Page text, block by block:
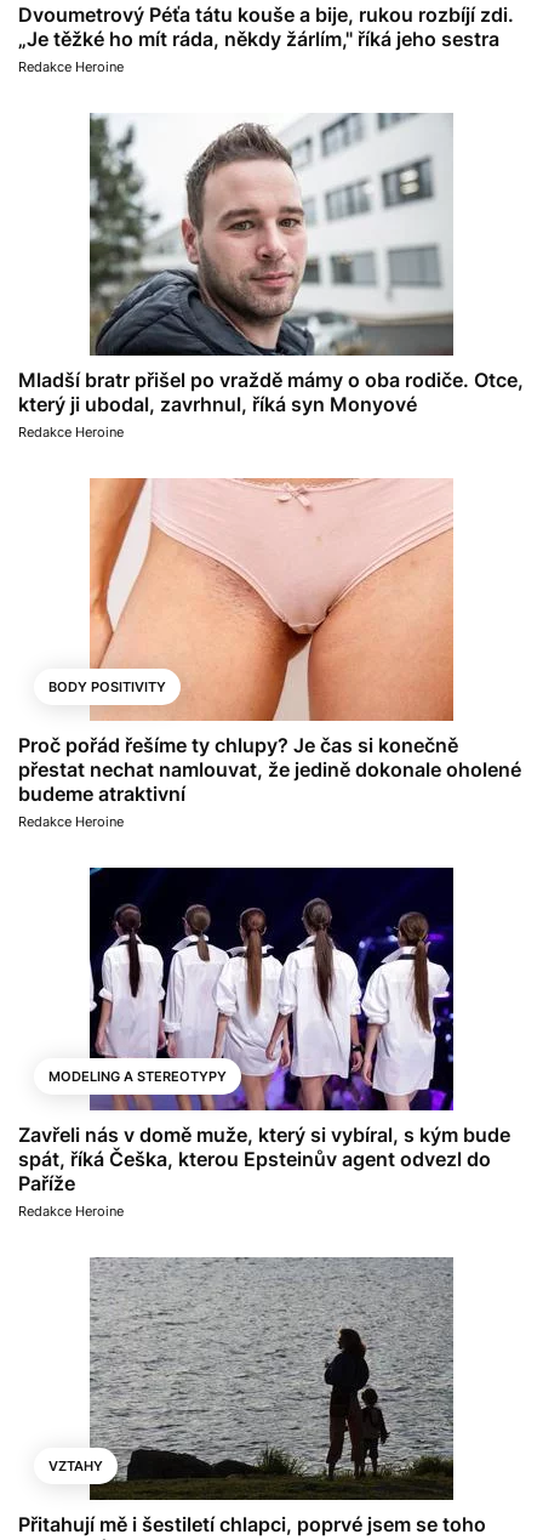
Dvoumetrový Péťa tátu kouše a bije, rukou rozbíjí zdi.
„Je těžké ho mít ráda, někdy žárlím," říká jeho sestra
Redakce Heroine
Mladší bratr přišel po vraždě mámy o oba rodiče. Otce,
který ji ubodal, zavrhnul, říká syn Monyové
Redakce Heroine
BODY POSITIVITY
Proč pořád řešíme ty chlupy? Je čas si konečně
přestat nechat namlouvat, že jedině dokonale oholené
budeme atraktivní
Redakce Heroine
MODELING A STEREOTYPY
Zavřeli nás v domě muže, který si vybíral, s kým bude
spát, říká Češka, kterou Epsteinův agent odvezl do
Paříže
Redakce Heroine
VZTAHY
Přitahují mě i šestiletí chlapci, poprvé jsem se toho